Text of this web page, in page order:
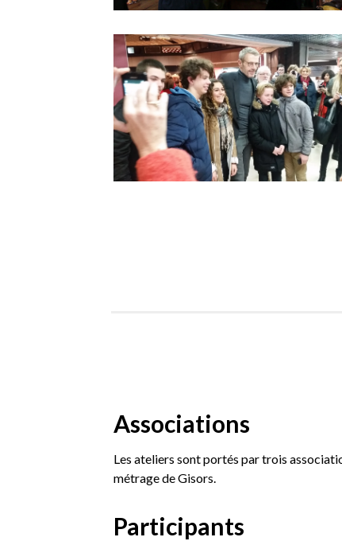
Associations
Les ateliers sont portés par trois
métrage de Gisors.
Participants